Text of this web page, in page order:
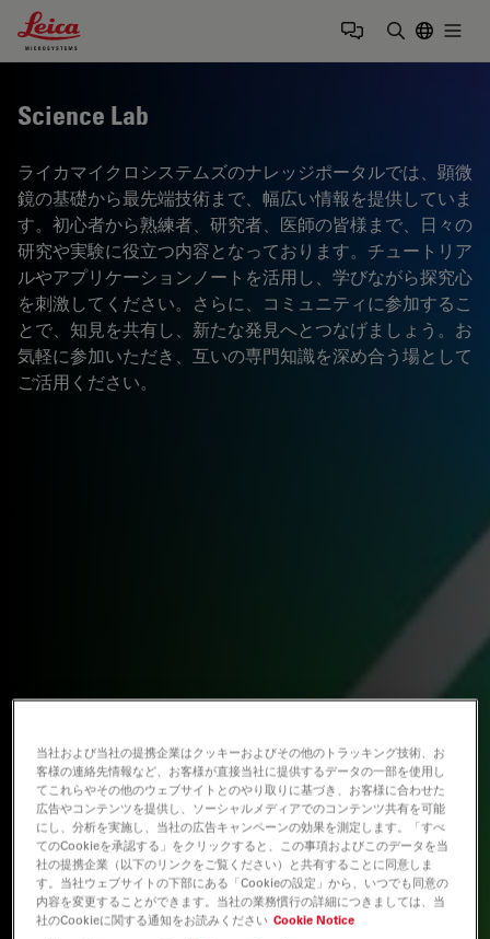
Leica Microsystems Logo
Science Lab
ライカマイクロシステムズのナレッジポータルでは、顕微
鏡の基礎から最先端技術まで、幅広い情報を提供していま
す。初心者から熟練者、研究者、医師の皆様まで、日々の
研究や実験に役立つ内容となっております。チュートリア
ルやアプリケーションノートを活用し、学びながら探究心
を刺激してください。さらに、コミュニティに参加するこ
とで、知見を共有し、新たな発見へとつなげましょう。お
気軽に参加いただき、互いの専門知識を深め合う場として
ご活用ください。
当社および当社の提携企業はクッキーおよびその他のトラッキング技術、お
客様の連絡先情報など、お客様が直接当社に提供するデータの一部を使用し
てこれらやその他のウェブサイトとのやり取りに基づき、お客様に合わせた
広告やコンテンツを提供し、ソーシャルメディアでのコンテンツ共有を可能
にし、分析を実施し、当社の広告キャンペーンの効果を測定します。「すべ
てのCookieを承認する」をクリックすると、この事項およびこのデータを当
社の提携企業（以下のリンクをご覧ください）と共有することに同意しま
す。当社ウェブサイトの下部にある「Cookieの設定」から、いつでも同意の
内容を変更することができます。当社の業務慣行の詳細につきましては、当
社のCookieに関する通知をお読みください Cookie Notice